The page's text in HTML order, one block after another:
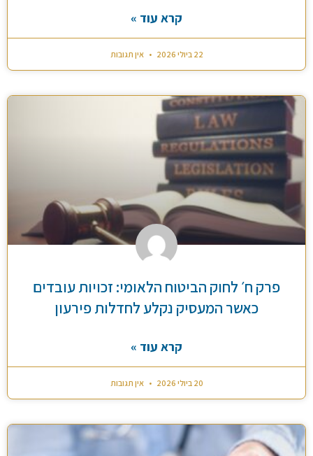
קרא עוד »
22 ביולי 2026 אין תגובות
פרק ח׳ לחוק הביטוח הלאומי: זכויות עובדים
כאשר המעסיק נקלע לחדלות פירעון
קרא עוד »
20 ביולי 2026 אין תגובות